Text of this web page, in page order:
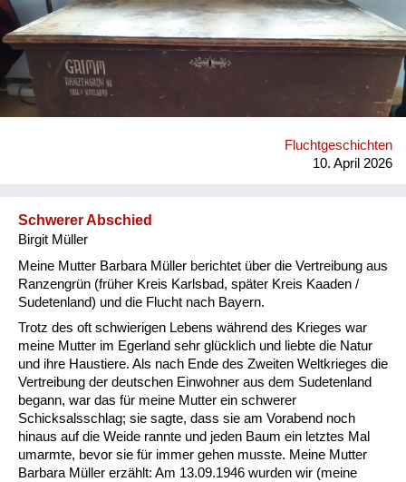
mitgeführt hatten. Heute befindet sich dieses einmalige
Erbstück im Besitz einer meiner Cousinen.
Fluchtgeschichten
10. April 2026
Schwerer Abschied
Birgit Müller
Meine Mutter Barbara Müller berichtet über die Vertreibung aus
Ranzengrün (früher Kreis Karlsbad, später Kreis Kaaden /
Sudetenland) und die Flucht nach Bayern.
Trotz des oft schwierigen Lebens während des Krieges war
meine Mutter im Egerland sehr glücklich und liebte die Natur
und ihre Haustiere. Als nach Ende des Zweiten Weltkrieges die
Vertreibung der deutschen Einwohner aus dem Sudetenland
begann, war das für meine Mutter ein schwerer
Schicksalsschlag; sie sagte, dass sie am Vorabend noch
hinaus auf die Weide rannte und jeden Baum ein letztes Mal
umarmte, bevor sie für immer gehen musste. Meine Mutter
Barbara Müller erzählt: Am 13.09.1946 wurden wir (meine